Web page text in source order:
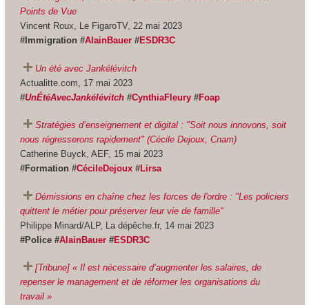
Points de Vue
Vincent Roux, Le FigaroTV, 22 mai 2023
#Immigration #AlainBauer#ESDR3C
Un été avec Jankélévitch
Actualitte.com, 17 mai 2023
#UnÉtéAvecJankélévitch#CynthiaFleury#Foap
Stratégies d’enseignement et digital : "Soit nous innovons, soit
nous régresserons rapidement" (Cécile Dejoux, Cnam)
Catherine Buyck, AEF, 15 mai 2023
#Formation #CécileDejoux #Lirsa
Démissions en chaîne chez les forces de l'ordre : "Les policiers
quittent le métier pour préserver leur vie de famille"
Philippe Minard/ALP, La dépêche.fr, 14 mai 2023
#Police #AlainBauer#ESDR3C
[Tribune] « Il est nécessaire d’augmenter les salaires, de
repenser le management et de réformer les organisations du
travail »